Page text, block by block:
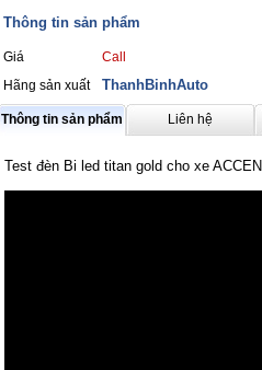
Thông tin sản phẩm
Giá
Call
Hãng sản xuất
ThanhBinhAuto
Thông tin sản phẩm Liên hệ
Test đèn Bi led titan gold cho xe